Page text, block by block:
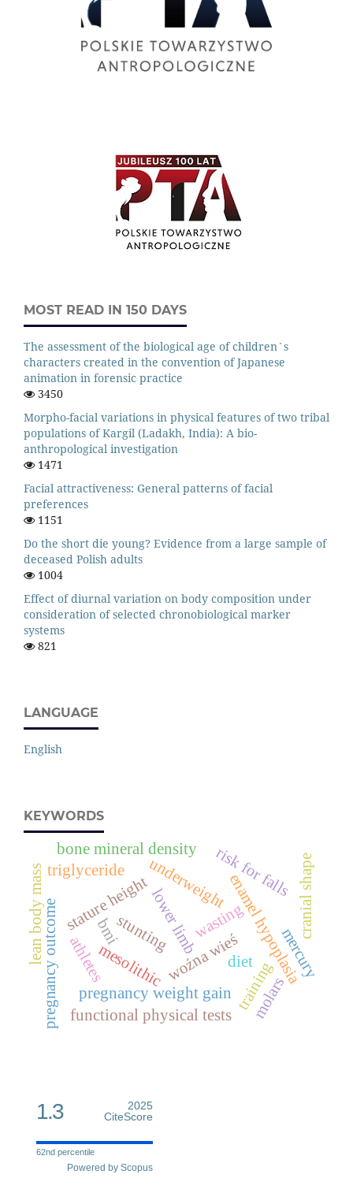
MOST READ IN 150 DAYS
The assessment of the biological age of children`s
characters created in the convention of Japanese
animation in forensic practice
3450
Morpho-facial variations in physical features of two tribal
populations of Kargil (Ladakh, India): A bio-
anthropological investigation
1471
Facial attractiveness: General patterns of facial
preferences
1151
Do the short die young? Evidence from a large sample of
deceased Polish adults
1004
Effect of diurnal variation on body composition under
consideration of selected chronobiological marker
systems
821
LANGUAGE
English
KEYWORDS
stunting wasting
underweight
mesolithicwoźna wieśenamel hypoplasia
pregnancy weight gain
stature height
pregnancy outcome
risk for falls
lower limb
bone mineral density
functional physical tests
athletes
lean body mass
training
diet
triglyceride
mercury
molars
bmi cranial shape
1.3
2025
CiteScore
62nd percentile
Powered by Scopus